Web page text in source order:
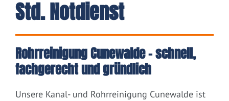
Std. Notdienst
Rohrreinigung Cunewalde – schnell,
fachgerecht und gründlich
Unsere Kanal- und Rohrreinigung Cunewalde ist